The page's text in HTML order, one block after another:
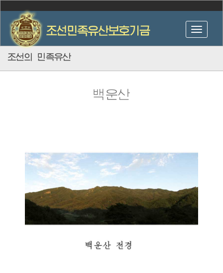
조선의 민족유산
백운산